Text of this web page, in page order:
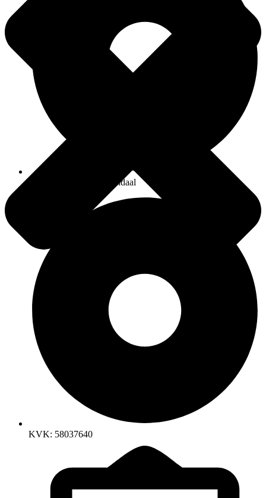
Schilder Service Roosendaal
KVK: 58037640